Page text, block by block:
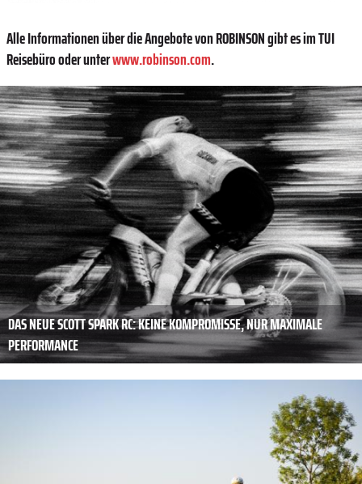
Alle Informationen über die Angebote von ROBINSON gibt es im TUI
Reisebüro oder unterwww.robinson.com.
DAS NEUE SCOTT SPARK RC: KEINE KOMPROMISSE, NUR MAXIMALE
PERFORMANCE